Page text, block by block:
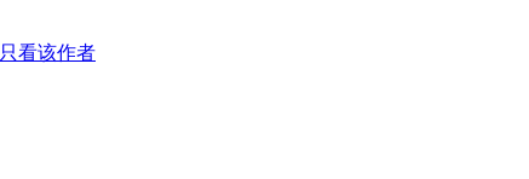
只看该作者